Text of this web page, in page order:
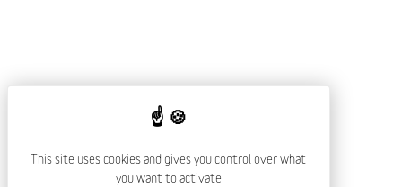
This site uses cookies and gives you control over what
you want to activate